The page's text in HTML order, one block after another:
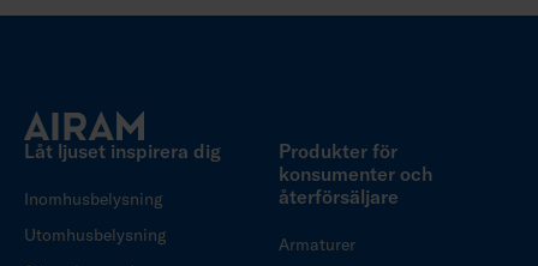
Låt ljuset inspirera dig
Inomhusbelysning
Utomhusbelysning
Produkter för
konsumenter och
återförsäljare
Armaturer